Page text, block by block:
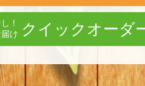
！
け クイックオーダ